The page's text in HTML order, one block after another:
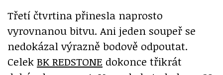
Třetí čtvrtina přinesla naprosto
vyrovnanou bitvu. Ani jeden soupeř se
nedokázal výrazně bodově odpoutat.
Celek BK REDSTONE dokonce třikrát